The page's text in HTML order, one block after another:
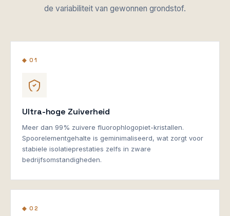
de variabiliteit van gewonnen grondstof.
◆ 01
Ultra-hoge Zuiverheid
Meer dan 99% zuivere fluorophlogopiet-kristallen.
Spoorelementgehalte is geminimaliseerd, wat zorgt voor
stabiele isolatieprestaties zelfs in zware
bedrijfsomstandigheden.
◆ 02